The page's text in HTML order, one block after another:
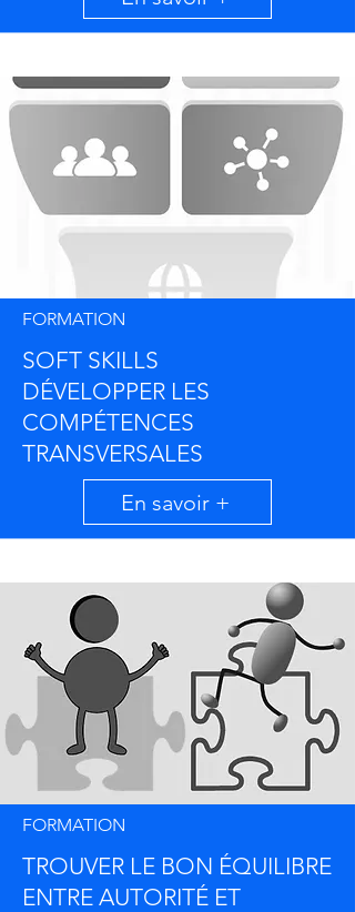
FORMATION
SOFT SKILLS
DÉVELOPPER LES
COMPÉTENCES
TRANSVERSALES
En savoir +
FORMATION
TROUVER LE BON ÉQUILIBRE
ENTRE AUTORITÉ ET